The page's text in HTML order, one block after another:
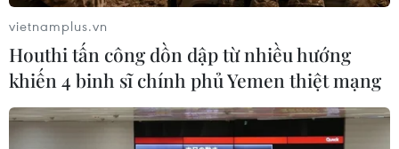
Chứng khoán Mỹ diễn biến trái chiều
trước tuần lễ quyết định của Fed
28/07/2026 02:13
Chứng khoán châu Á đồng loạt tăng
vietnamplus.vn
Houthi tấn công dồn dập từ nhiều hướng
khiến 4 binh sĩ chính phủ Yemen thiệt mạng